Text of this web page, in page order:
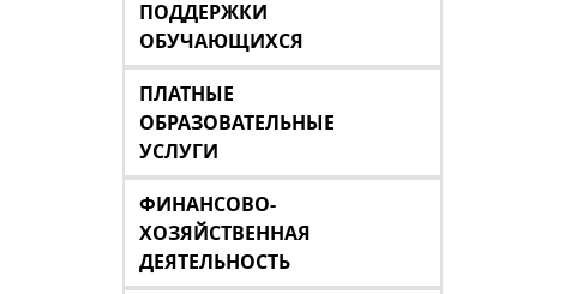
ПОДДЕРЖКИ
ОБУЧАЮЩИХСЯ
ПЛАТНЫЕ
ОБРАЗОВАТЕЛЬНЫЕ
УСЛУГИ
ФИНАНСОВО-
ХОЗЯЙСТВЕННАЯ
ДЕЯТЕЛЬНОСТЬ